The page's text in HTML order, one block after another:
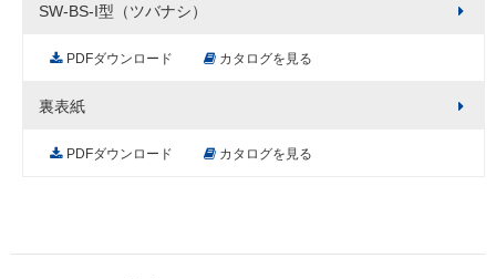
SW-BS-I型（ツバナシ）
PDFダウンロード カタログを見る
裏表紙
PDFダウンロード カタログを見る